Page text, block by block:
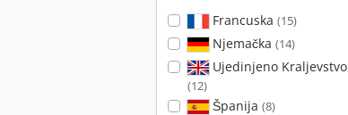
Francuska (15)
Njemačka (14)
Ujedinjeno Kraljevstvo
(12)
Španija (8)